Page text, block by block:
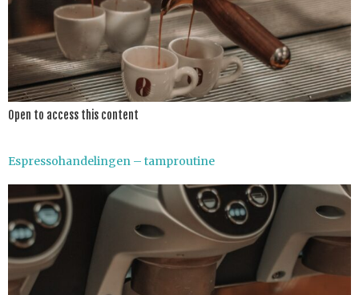
Open to access this content
Espressohandelingen – tamproutine